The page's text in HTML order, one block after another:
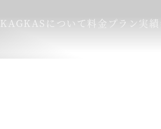
KAGKASについて料金プラン実績